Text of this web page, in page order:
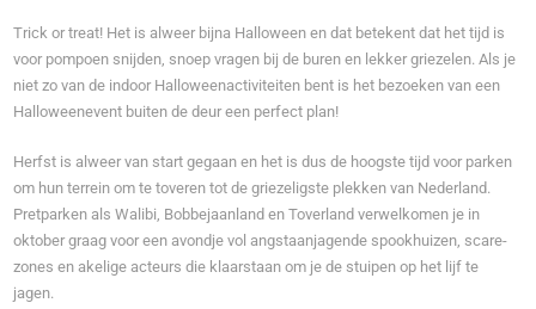
Trick or treat! Het is alweer bijna Halloween en dat betekent dat het tijd is
voor pompoen snijden, snoep vragen bij de buren en lekker griezelen. Als je
niet zo van de indoor Halloweenactiviteiten bent is het bezoeken van een
Halloweenevent buiten de deur een perfect plan!
Herfst is alweer van start gegaan en het is dus de hoogste tijd voor parken
om hun terrein om te toveren tot de griezeligste plekken van Nederland.
Pretparken als Walibi, Bobbejaanland en Toverland verwelkomen je in
oktober graag voor een avondje vol angstaanjagende spookhuizen, scare-
zones en akelige acteurs die klaarstaan om je de stuipen op het lijf te
jagen.